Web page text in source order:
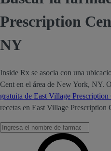
Prescription
NY
Inside Rx se asocia con una
Cent en el área de New York, NY.
gratuita de East Village Prescription
recetas en East Village Prescription